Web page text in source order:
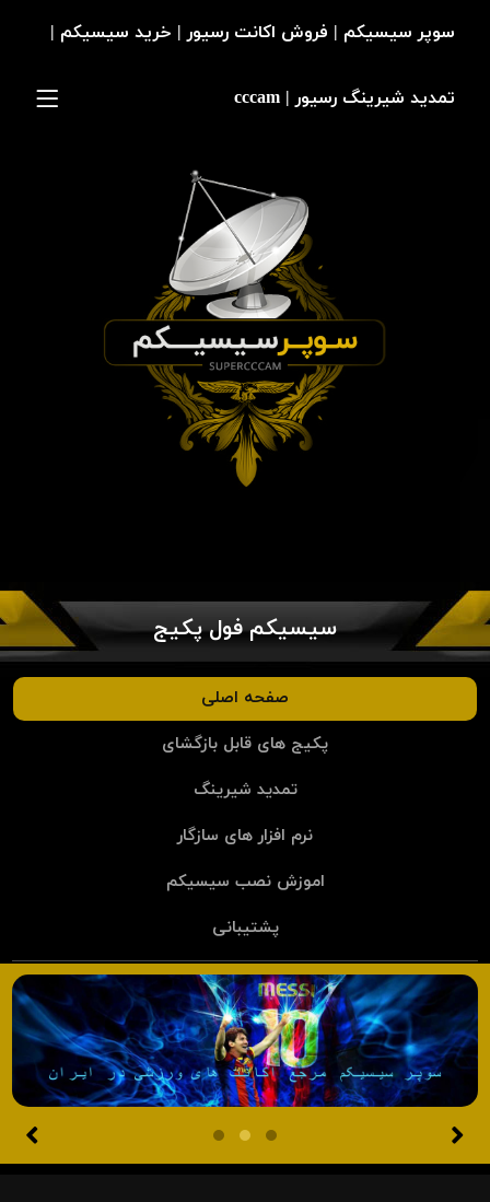
سیسیکم فول پکیج
صفحه اصلی
پکیج های قابل بازگشای
تمدید شیرینگ
نرم افزار های سازگار
اموزش نصب سیسیکم
پشتیبانی
سوپر سیسیکم | فروش اکانت رسیور | خرید سیسیکم |
تمدید شیرینگ رسیور | cccam